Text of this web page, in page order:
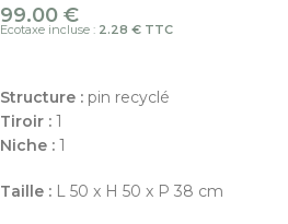
99.00 €
Ecotaxe incluse : 2.28 € TTC
Structure : pin recyclé
Tiroir : 1
Niche : 1
Taille : L 50 x H 50 x P 38 cm